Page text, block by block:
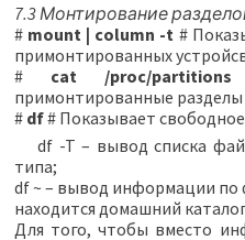
7.3 Монтирование
# mount | column -t #
примонтированных
# cat /proc/partitions
примонтированные разделы
# df# Показывает свободное
df -T – вывод списка
типа;
df ~ – вывод информации по
находится домашний
Для того, чтобы вместо